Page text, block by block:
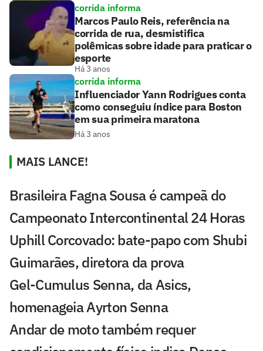
corrida informa
Marcos Paulo Reis, referência na
corrida de rua, desmistifica
polêmicas sobre idade para praticar o
esporte
Há 3 anos
corrida informa
Influenciador Yann Rodrigues conta
como conseguiu índice para Boston
em sua primeira maratona
Há 3 anos
MAIS LANCE!
Brasileira Fagna Sousa é campeã do
Campeonato Intercontinental 24 Horas
Uphill Corcovado: bate-papo com Shubi
Guimarães, diretora da prova
Gel-Cumulus Senna, da Asics,
homenageia Ayrton Senna
Andar de moto também requer